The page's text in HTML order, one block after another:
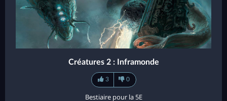
Créatures 2 : Inframonde
3 0
Bestiaire pour la 5E